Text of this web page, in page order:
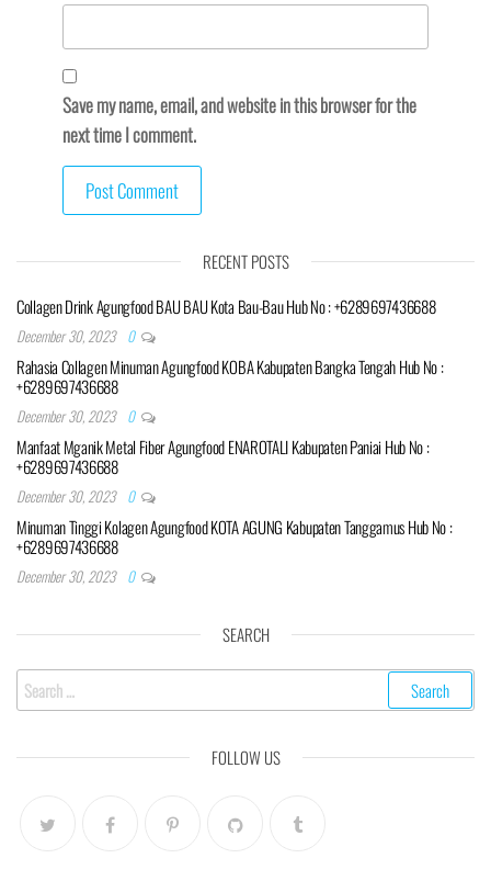
Save my name, email, and website in this browser for the
next time I comment.
RECENT POSTS
Collagen Drink Agungfood BAU BAU Kota Bau-Bau Hub No : +6289697436688
December 30, 2023 0
Rahasia Collagen Minuman Agungfood KOBA Kabupaten Bangka Tengah Hub No :
+6289697436688
December 30, 2023 0
Manfaat Mganik Metal Fiber Agungfood ENAROTALI Kabupaten Paniai Hub No :
+6289697436688
December 30, 2023 0
Minuman Tinggi Kolagen Agungfood KOTA AGUNG Kabupaten Tanggamus Hub No :
+6289697436688
December 30, 2023 0
SEARCH
Search
for:
FOLLOW US